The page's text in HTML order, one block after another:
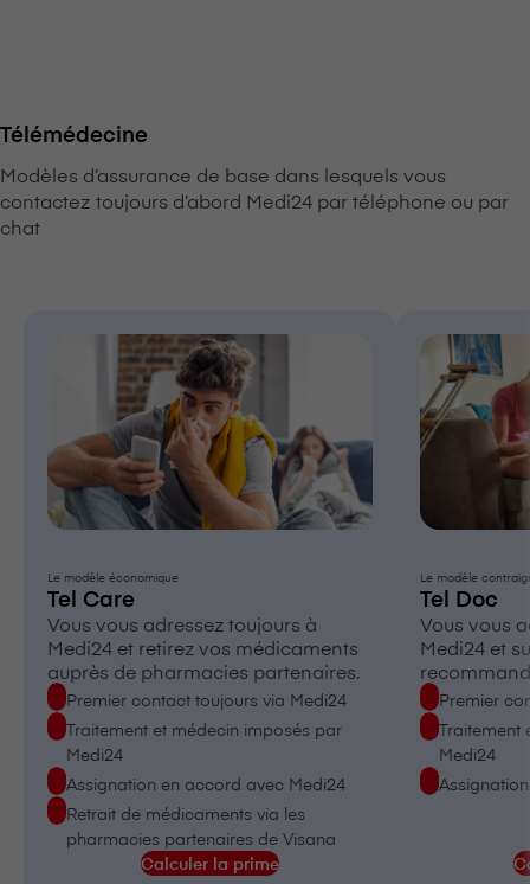
Télémédecine
Modèles d’assurance de base dans lesquels vous
contactez toujours d’abord Medi24 par téléphone ou par
chat
Le modèle économique
Tel Care
Vous vous adressez toujours à
Medi24 et retirez vos médicaments
auprès de pharmacies partenaires.
Premier contact toujours via Medi24
Traitement et médecin imposés par
Medi24
Assignation en accord avec Medi24
Retrait de médicaments via les
pharmacies partenaires de V⁠i⁠s⁠a⁠n⁠a
Calculer la prime
Le modèle
Tel Doc
Vous vous
Medi24 et
Premier
Traitement
Medi24